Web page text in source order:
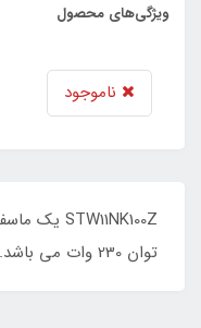
ویژگی‌های محصول
ناموجود
توان 230 وات می باشد.